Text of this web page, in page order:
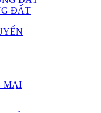
ĐẤT
MẠI